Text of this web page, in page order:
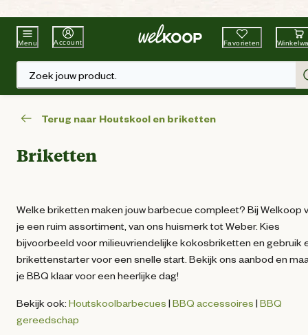
Beste WinkelketenTuin & Dier
Menu Account Favorieten
Zoek jouw product.
Terug naar Houtskool en briketten
Briketten
Welke briketten maken jouw barbecue compleet? Bij Welkoop
je een ruim assortiment, van ons huismerk tot Weber. Kies
bijvoorbeeld voor milieuvriendelijke kokosbriketten en gebruik
brikettenstarter voor een snelle start. Bekijk ons aanbod en
je BBQ klaar voor een heerlijke dag!
Bekijk ook: Houtskoolbarbecues | BBQ accessoires | BBQ
gereedschap